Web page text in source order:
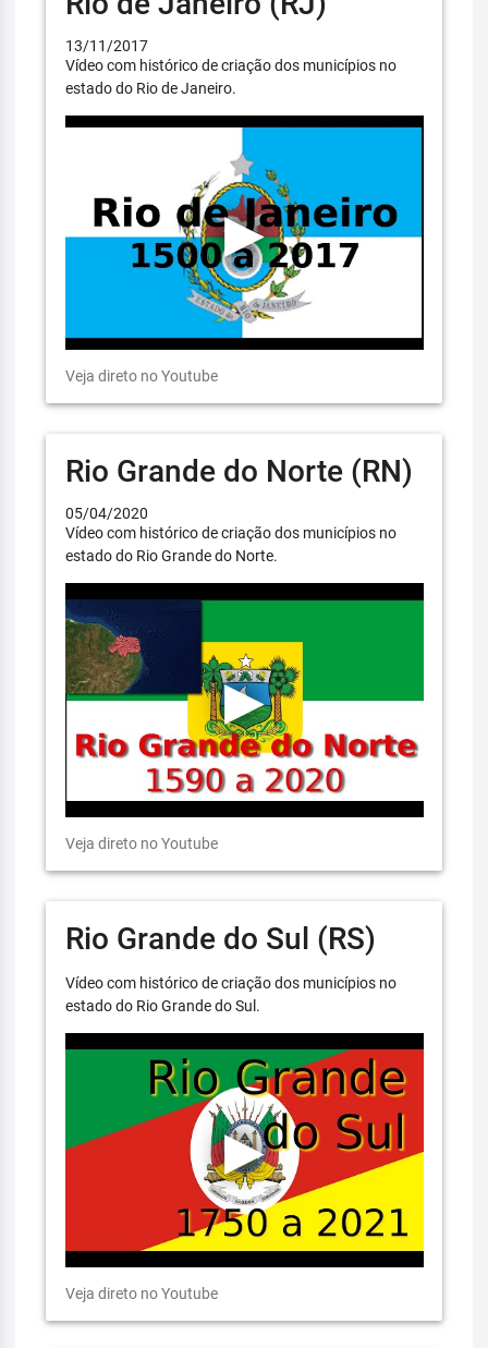
13/11/2017
Vídeo com histórico de criação dos municípios no
estado do Rio de Janeiro.
Veja direto no Youtube
Rio Grande do Norte (RN)
05/04/2020
Vídeo com histórico de criação dos municípios no
estado do Rio Grande do Norte.
Veja direto no Youtube
Rio Grande do Sul (RS)
Vídeo com histórico de criação dos municípios no
estado do Rio Grande do Sul.
Veja direto no Youtube